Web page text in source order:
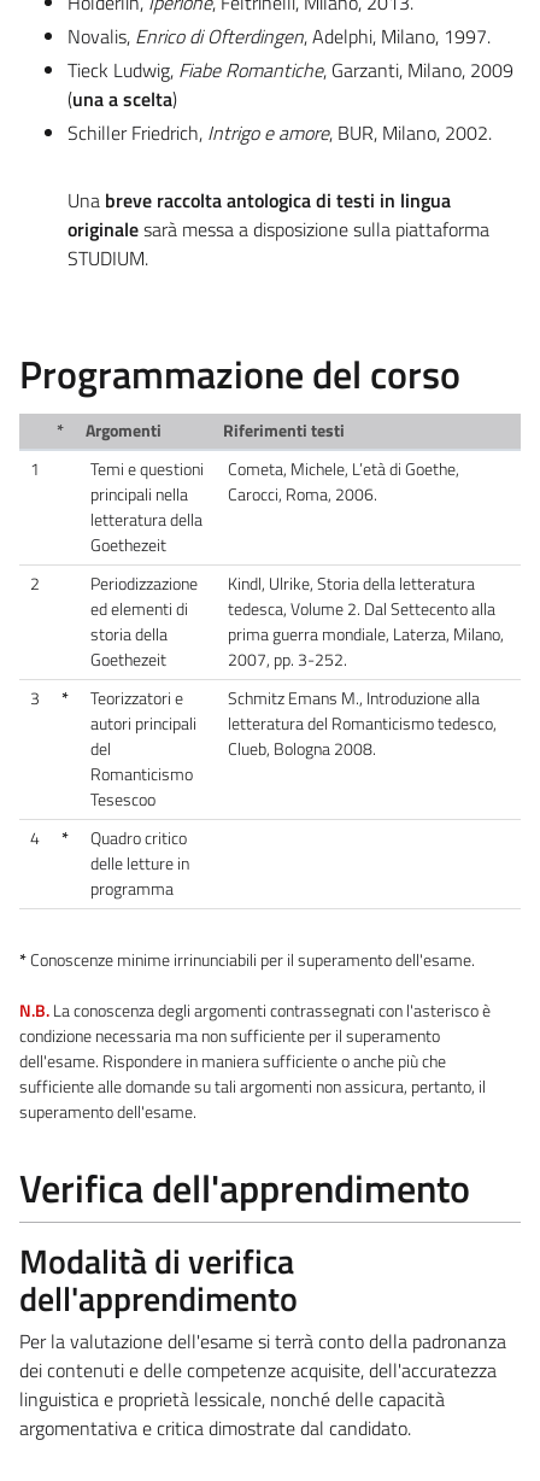
Novalis, Enrico di Ofterdingen, Adelphi, Milano, 1997.
Tieck Ludwig, Fiabe Romantiche, Garzanti, Milano, 2009
(una a scelta)
Schiller Friedrich, Intrigo e amore, BUR, Milano, 2002.
Una breve raccolta antologica di testi in lingua
originalesarà messa a disposizione sulla piattaforma
STUDIUM.
Programmazione del corso
* Argomenti
Riferimenti testi
1
Temi e questioni
principali nella
letteratura della
Goethezeit
Cometa, Michele, L’età di Goethe,
Carocci, Roma, 2006.
2
Periodizzazione
ed elementi di
storia della
Goethezeit
Kindl, Ulrike, Storia della letteratura
tedesca, Volume 2. Dal Settecento alla
prima guerra mondiale, Laterza, Milano,
2007, pp. 3-252.
3
*
Teorizzatori e
autori principali
del
Romanticismo
Tesescoo
Schmitz Emans M., Introduzione alla
letteratura del Romanticismo tedesco,
Clueb, Bologna 2008.
4 *
Quadro critico
delle letture in
programma
*Conoscenze minime irrinunciabili per il superamento dell'esame.
N.B.La conoscenza degli argomenti contrassegnati con l'asterisco è
condizione necessaria ma non sufficiente per il superamento
dell'esame. Rispondere in maniera sufficiente o anche più che
sufficiente alle domande su tali argomenti non assicura, pertanto, il
superamento dell'esame.
Verifica dell'apprendimento
Modalità di verifica
dell'apprendimento
Per la valutazione dell'esame si terrà conto della padronanza
dei contenuti e delle competenze acquisite, dell'accuratezza
linguistica e proprietà lessicale, nonché delle capacità
argomentativa e critica dimostrate dal candidato.